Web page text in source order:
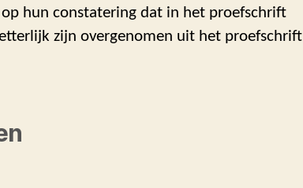
hun constatering dat in het proefschrift
zijn overgenomen uit het proefschrift